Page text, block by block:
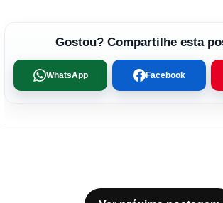
Gostou? Compartilhe esta
WhatsApp Facebook